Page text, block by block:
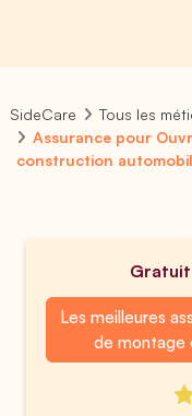
SideCare
Tous les
Assurance pour
construction
Gratuit
Les meilleures
de montage